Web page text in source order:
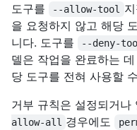
도구를
--allow-tool
을 요청하지 않고 해당
니다. 도구를
--deny-
델은 작업을 완료하는
당 도구를 전혀 사용할
거부 규칙은 설정되거나
allow-all 경우에도